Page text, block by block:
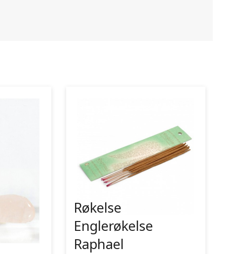
Røkelse
Englerøkelse
Raphael
Kjøp
Les mer